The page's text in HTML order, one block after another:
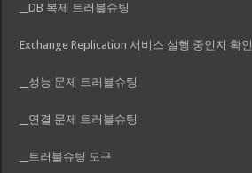
__DB 복제 트러블슈팅
Exchange Replication 서비스 실행 중인지 확인
__성능 문제 트러블슈팅
__연결 문제 트러블슈팅
__트러블슈팅 도구